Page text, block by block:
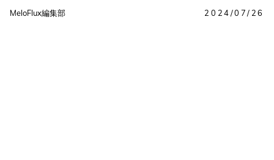
MeloFlux編集部 2024/07/26